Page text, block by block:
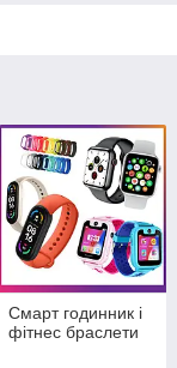
Смарт годинник і
фітнес браслети